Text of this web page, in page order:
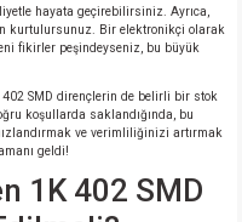
hayata geçirebilirsiniz. Ayrıca,
kurtulursunuz. Bir elektronikçi olarak
fikirler peşindeyseniz, bu büyük
SMD dirençlerin de belirli bir stok
koşullarda saklandığında, bu
ve verimliliğinizi artırmak
geldi!
1K 402 SMD